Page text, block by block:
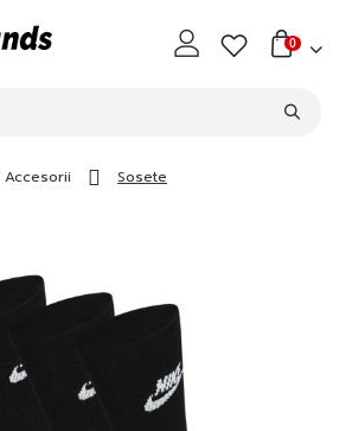
0
Accesorii Sosete